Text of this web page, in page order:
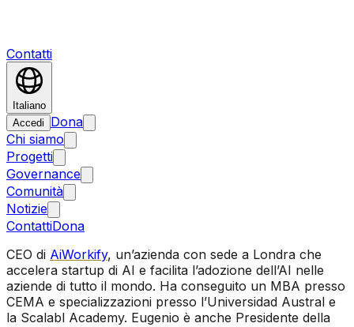
Contatti
Italiano
Accedi
Dona
Chi siamo
Progetti
Governance
Comunità
Notizie
ContattiDona
CEO di AiWorkify, un’azienda con sede a Londra che
accelera startup di AI e facilita l’adozione dell’AI nelle
aziende di tutto il mondo. Ha conseguito un MBA presso
CEMA e specializzazioni presso l’Universidad Austral e
la Scalabl Academy. Eugenio è anche Presidente della